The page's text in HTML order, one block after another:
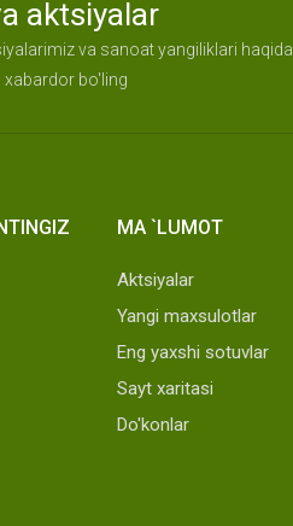
aktsiyalar
va sanoat yangiliklari haqida
xabardor bo'ling
MA `LUMOT
Aktsiyalar
Yangi maxsulotlar
Eng yaxshi sotuvlar
Sayt xaritasi
Do'konlar